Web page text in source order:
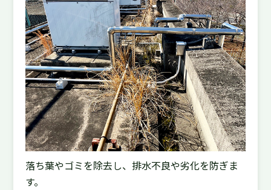
落ち葉やゴミを除去し、排水不良や劣化を防ぎま
す。